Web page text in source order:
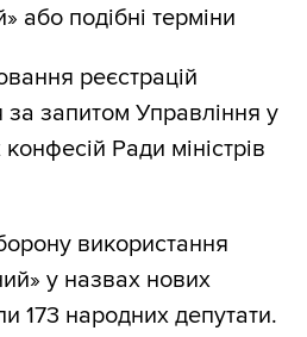
або подібні терміни
реєстрацій
за запитом Управління у
Ради міністрів
використання
у назвах нових
173 народних депутати.